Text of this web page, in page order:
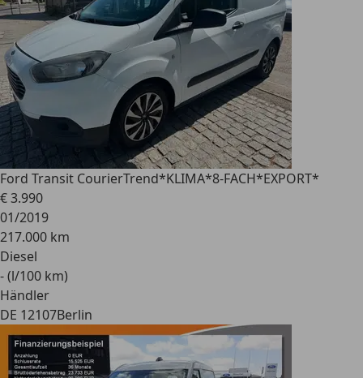
Ford Transit CourierTrend*KLIMA*8-FACH*EXPORT*
€ 3.990
01/2019
217.000 km
Diesel
- (l/100 km)
Händler
DE 12107Berlin